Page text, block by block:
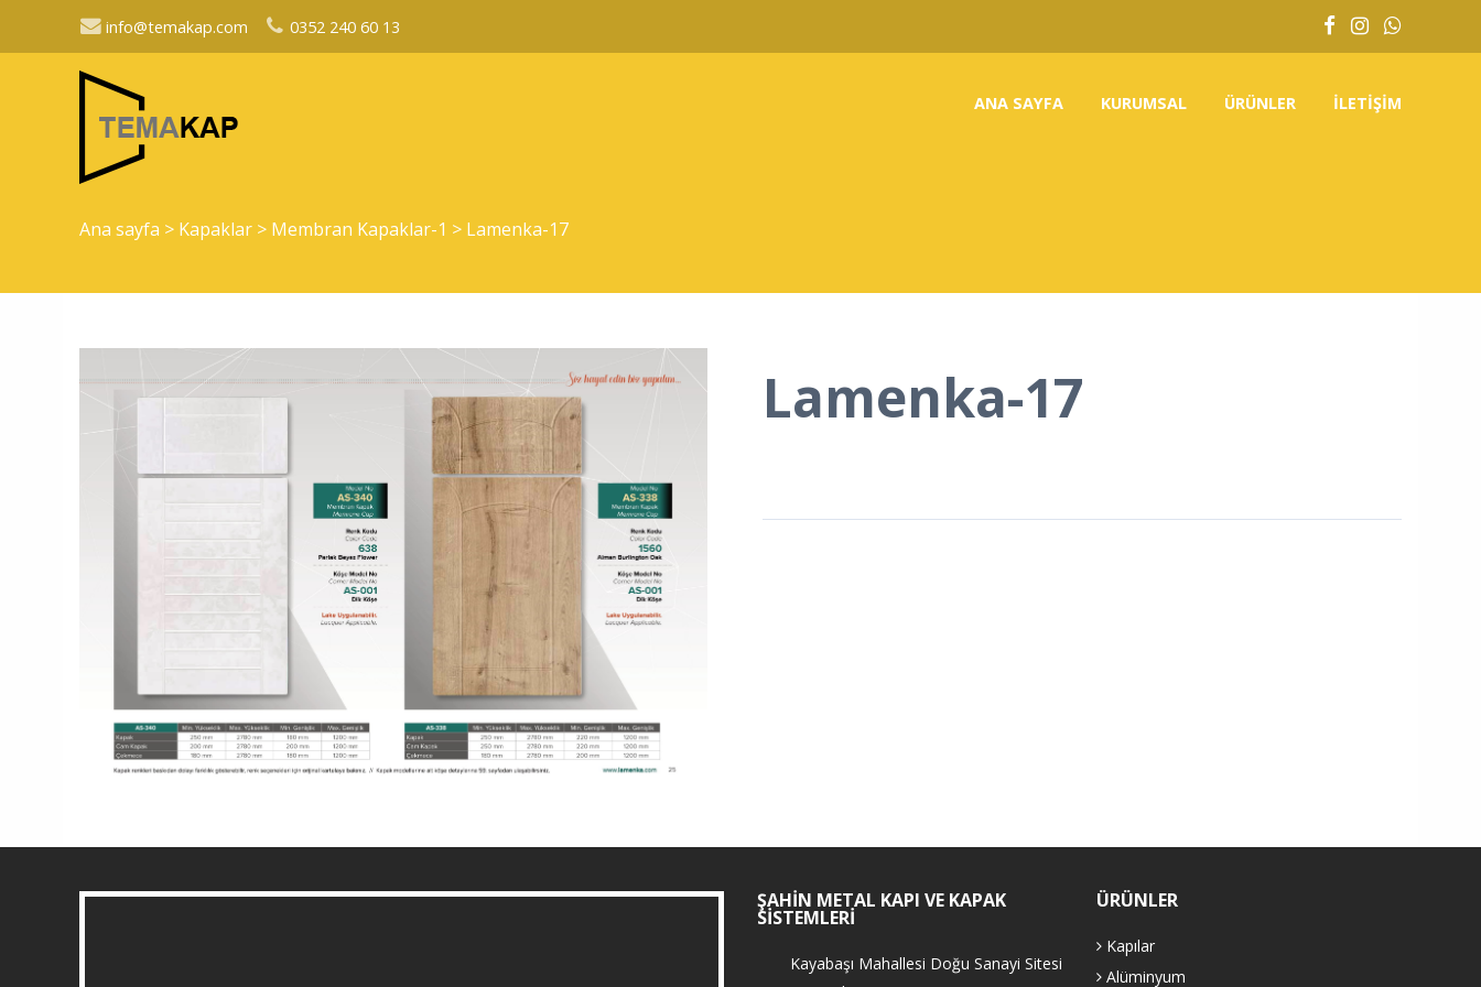
info@temakap.com 0352 240 60 13
ANA SAYFA KURUMSAL ÜRÜNLER İLETIŞIM
Ana sayfa > Kapaklar > Membran Kapaklar-1 > Lamenka-17
Lamenka-17
ŞAHIN METAL KAPI VE KAPAK
SISTEMLERI
Kayabaşı Mahallesi Doğu Sanayi Sitesi
ÜRÜNLER
Kapılar
Alüminyum